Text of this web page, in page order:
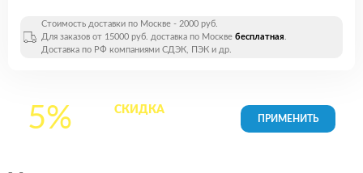
Стоимость доставки по Москве - 2000 руб.
Для заказов от 15000 руб. доставка по Москве бесплатная.
Доставка по РФ компаниями СДЭК, ПЭК и др.
5% СКИДКАна все